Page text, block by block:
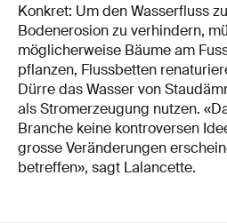
Konkret: Um den Wasserfluss
Bodenerosion zu verhindern,
möglicherweise Bäume am
pflanzen, Flussbetten
Dürre das Wasser von
als Stromerzeugung nutzen.
Branche keine kontroversen
grosse Veränderungen
betreffen», sagt Lalancette.